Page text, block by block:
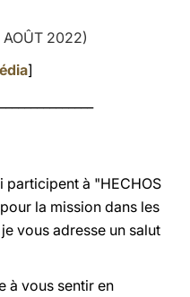
AOÛT 2022)
]
participent à "HECHOS
la mission dans les
vous adresse un salut
à vous sentir en